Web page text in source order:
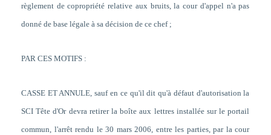
règlement de copropriété relative aux bruits, la cour d'appel n'a pas
donné de base légale à sa décision de ce chef ;
PAR CES MOTIFS :
CASSE ET ANNULE, sauf en ce qu'il dit qu'à défaut d'autorisation la
SCI Tête d'Or devra retirer la boîte aux lettres installée sur le portail
commun, l'arrêt rendu le 30 mars 2006, entre les parties, par la cour